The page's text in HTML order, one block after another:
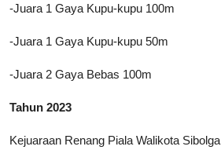
-Juara 1 Gaya Kupu-kupu 100m
-Juara 1 Gaya Kupu-kupu 50m
-Juara 2 Gaya Bebas 100m
Tahun 2023
Kejuaraan Renang Piala Walikota